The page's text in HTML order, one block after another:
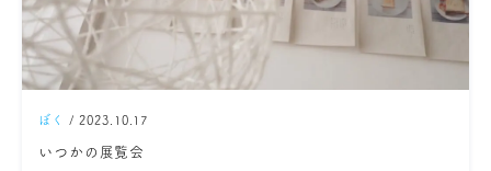
ぼく / 2023.10.17
いつかの展覧会